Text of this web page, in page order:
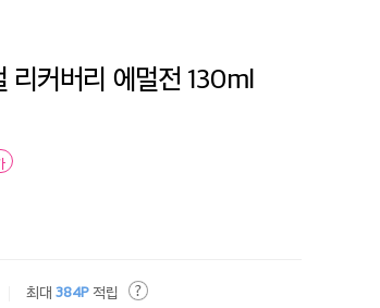
리커버리 에멀전 130ml
최대384P적립